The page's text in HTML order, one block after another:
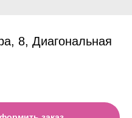
8, Диагональная